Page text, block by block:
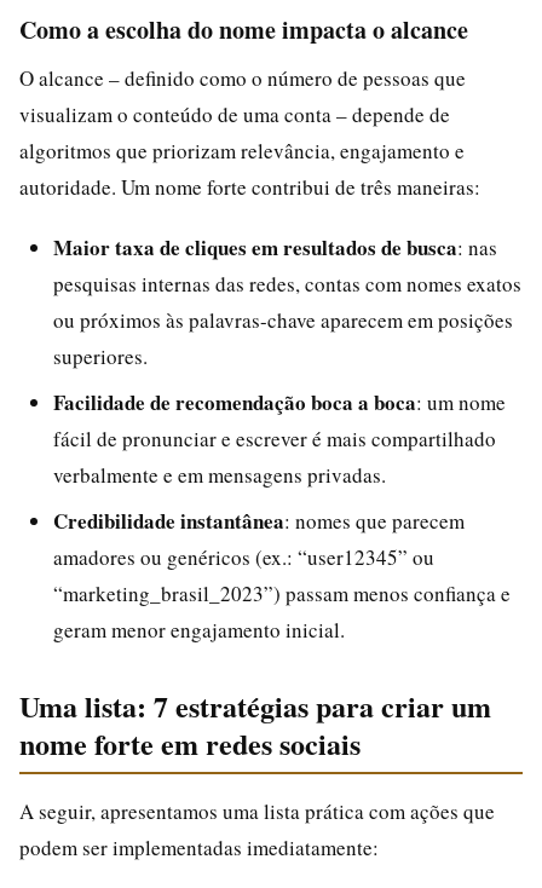
Como a escolha do nome impacta o alcance
O alcance – definido como o número de pessoas que
visualizam o conteúdo de uma conta – depende de
algoritmos que priorizam relevância, engajamento e
autoridade. Um nome forte contribui de três maneiras:
Maior taxa de cliques em resultados de busca: nas
pesquisas internas das redes, contas com nomes exatos
ou próximos às palavras-chave aparecem em posições
superiores.
Facilidade de recomendação boca a boca: um nome
fácil de pronunciar e escrever é mais compartilhado
verbalmente e em mensagens privadas.
Credibilidade instantânea: nomes que parecem
amadores ou genéricos (ex.: “user12345” ou
“marketing_brasil_2023”) passam menos confiança e
geram menor engajamento inicial.
Uma lista: 7 estratégias para criar um
nome forte em redes sociais
A seguir, apresentamos uma lista prática com ações que
podem ser implementadas imediatamente: